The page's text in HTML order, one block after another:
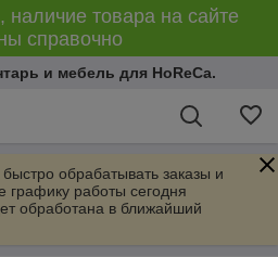
наличие товара на сайте
справочно
и мебель для HoReCa.
обрабатывать заказы и
графику работы сегодня
обработана в ближайший